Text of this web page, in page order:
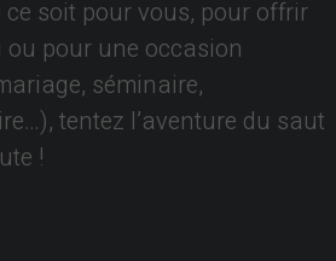
soit pour vous, pour offrir
ou pour une occasion
séminaire,
tentez l’aventure du saut
!